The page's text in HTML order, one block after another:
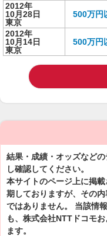
2012年
10月28日
東京
500万円
2012年
10月14日
東京
500万円
結果・成績・オッズなど
し確認してください。
本サイトのページ上に掲
期しておりますが、その
ではありません。 当該情
も、株式会社NTTドコモ
ます。